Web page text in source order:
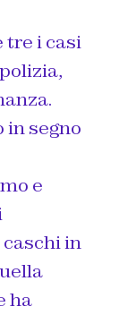
tre i casi
in segno
e
in
ha